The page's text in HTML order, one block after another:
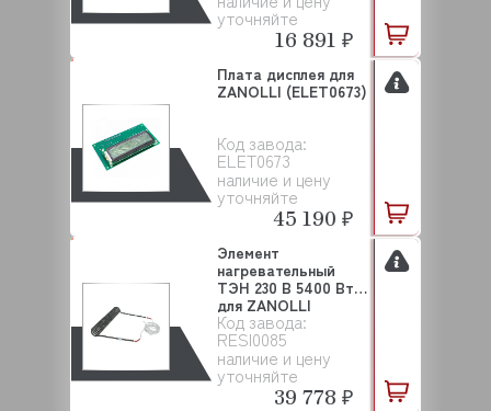
уточняйте
16 891 ₽
Код завода:
ELET0673
наличие и цену
уточняйте
Плата дисплея для
ZANOLLI (ELET0673)
45 190 ₽
Код завода:
RESI0085
наличие и цену
уточняйте
Элемент
нагревательный
ТЭН 230 В 5400 Вт
для ZANOLLI
(RESI0085)
39 778 ₽